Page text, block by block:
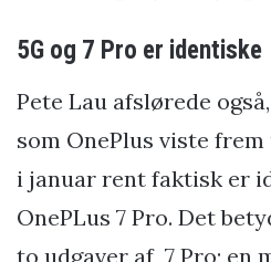
5G og 7 Pro er identiske
Pete Lau afslørede
som OnePlus viste frem
i januar rent faktisk er
OnePLus 7 Pro. Det
to udgaver af 7 Pro; en